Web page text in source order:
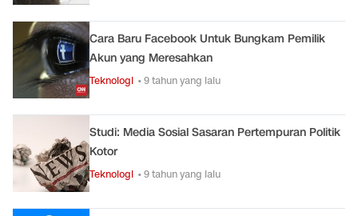
Cara Baru Facebook Untuk Bungkam Pemilik
Akun yang Meresahkan
Teknologi • 9 tahun yang lalu
Studi: Media Sosial Sasaran Pertempuran Politik
Kotor
Teknologi • 9 tahun yang lalu